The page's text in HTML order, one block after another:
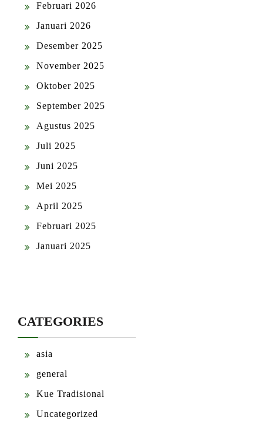
Februari 2026
Januari 2026
Desember 2025
November 2025
Oktober 2025
September 2025
Agustus 2025
Juli 2025
Juni 2025
Mei 2025
April 2025
Februari 2025
Januari 2025
CATEGORIES
asia
general
Kue Tradisional
Uncategorized